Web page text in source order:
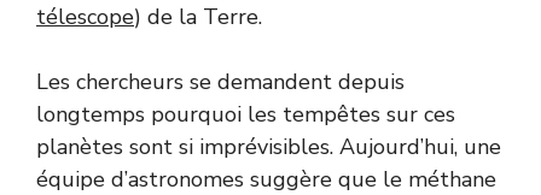
télescope) de la Terre.
Les chercheurs se demandent depuis
longtemps pourquoi les tempêtes sur ces
planètes sont si imprévisibles. Aujourd’hui, une
équipe d’astronomes suggère que le méthane